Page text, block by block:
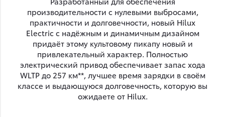
производительности с нулевыми выбросами,
практичности и долговечности, новый Hilux
Electric с надёжным и динамичным дизайном
придаёт этому культовому пикапу новый и
привлекательный характер. Полностью
электрический привод обеспечивает запас хода
WLTP до 257 км**, лучшее время зарядки в своём
классе и выдающуюся долговечность, которую вы
ожидаете от Hilux.